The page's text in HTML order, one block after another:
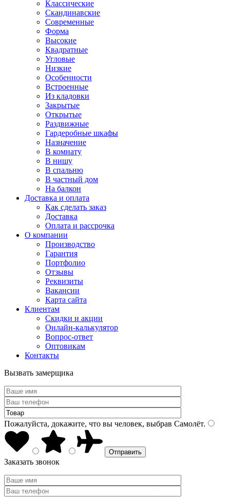
Классические
Скандинавские
Современные
Форма
Высокие
Квадратные
Угловые
Низкие
Особенности
Встроенные
Из кладовки
Закрытые
Открытые
Раздвижные
Гардеробные шкафы
Назначение
В комнату
В нишу
В спальню
В частный дом
На балкон
Доставка и оплата
Как сделать заказ
Доставка
Оплата и рассрочка
О компании
Производство
Гарантия
Портфолио
Отзывы
Реквизиты
Вакансии
Карта сайта
Клиентам
Скидки и акции
Онлайн-калькулятор
Вопрос-ответ
Оптовикам
Контакты
Вызвать замерщика
Пожалуйста, докажите, что вы человек, выбрав Самолёт.
Заказать звонок